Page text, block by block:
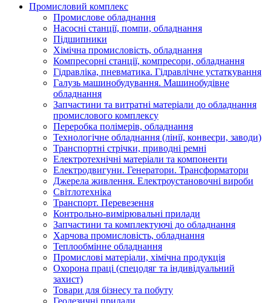
Промисловий комплекс
Промислове обладнання
Насосні станції, помпи, обладнання
Підшипники
Хімічна промисловість, обладнання
Компресорні станції, компресори, обладнання
Гідравліка, пневматика. Гідравлічне устаткування
Галузь машинобудування. Машинобудівне
обладнання
Запчастини та витратні матеріали до обладнання
промислового комплексу
Переробка полімерів, обладнання
Технологічне обладнання (лінії, конвеєри, заводи)
Транспортні стрічки, приводні ремні
Електротехнічні матеріали та компоненти
Електродвигуни. Генератори. Трансформатори
Джерела живлення. Електроустановочні вироби
Світлотехніка
Транспорт. Перевезення
Контрольно-вимірювальні прилади
Запчастини та комплектуючі до обладнання
Харчова промисловість, обладнання
Теплообмінне обладнання
Промислові матеріали, хімічна продукція
Охорона праці (спецодяг та індивідуальний
захист)
Товари для бізнесу та побуту
Геодезичні прилади